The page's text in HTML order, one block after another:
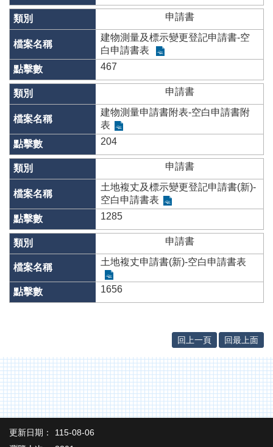
地
籍
圖
價
登
錄
未
繼
承
網
站
導
覽
English
臺
市
政
政
府
資
訊
公
申請書
建物測量及標示變更登記申請書-空
白申請書表
467
申請書
建物測量申請書附表-空白申請書附
表
204
申請書
土地複丈及標示變更登記申請書(新)-
空白申請書表
1285
申請書
土地複丈申請書(新)-空白申請書表
1656
回上一頁 回最上面
更新日期：
115-08-06